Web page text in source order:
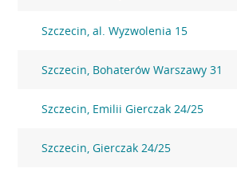
Szczecin, al. Wyzwolenia 15
Szczecin, Bohaterów Warszawy 31
Szczecin, Emilii Gierczak 24/25
Szczecin, Gierczak 24/25